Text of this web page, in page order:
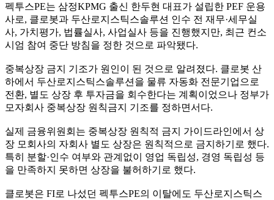
펙투스PE는 삼정KPMG 출신 한두현 대표가 설립한 PEF 운용
사로, 클로봇과 두산로지스틱스솔루션 인수 전 재무·세무실
사, 가치평가, 법률실사, 사업실사 등을 진행했지만, 최근 컨소
시엄 참여 중단 방침을 정한 것으로 파악됐다.
중복상장 금지 기조가 원인이 된 것으로 알려졌다. 클로봇 산
하에서 두산로지스틱스솔루션을 물류 자동화 전문기업으로
전환, 별도 상장 후 투자금을 회수한다는 계획이었으나 정부가
모자회사 중복상장 원칙금지 기조를 정하면서다.
실제 금융위원회는 중복상장 원칙적 금지 가이드라인에서 상
장 모회사의 자회사 별도 상장은 원칙적으로 금지하기로 했다.
특히 분할·인수 여부와 관계없이 영업 독립성, 경영 독립성 등
을 만족하지 못하면 상장을 불허하기로 했다.
클로봇은 FI로 나섰던 펙투스PE의 이탈에도 두산로지스틱스